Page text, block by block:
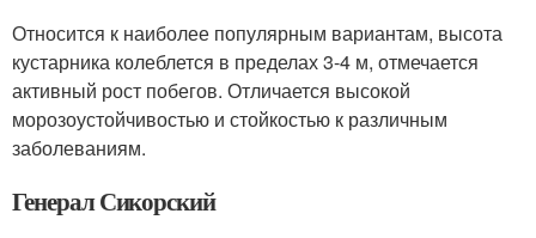
Относится к наиболее популярным вариантам, высота
кустарника колеблется в пределах 3-4 м, отмечается
активный рост побегов. Отличается высокой
морозоустойчивостью и стойкостью к различным
заболеваниям.
Генерал Сикорский